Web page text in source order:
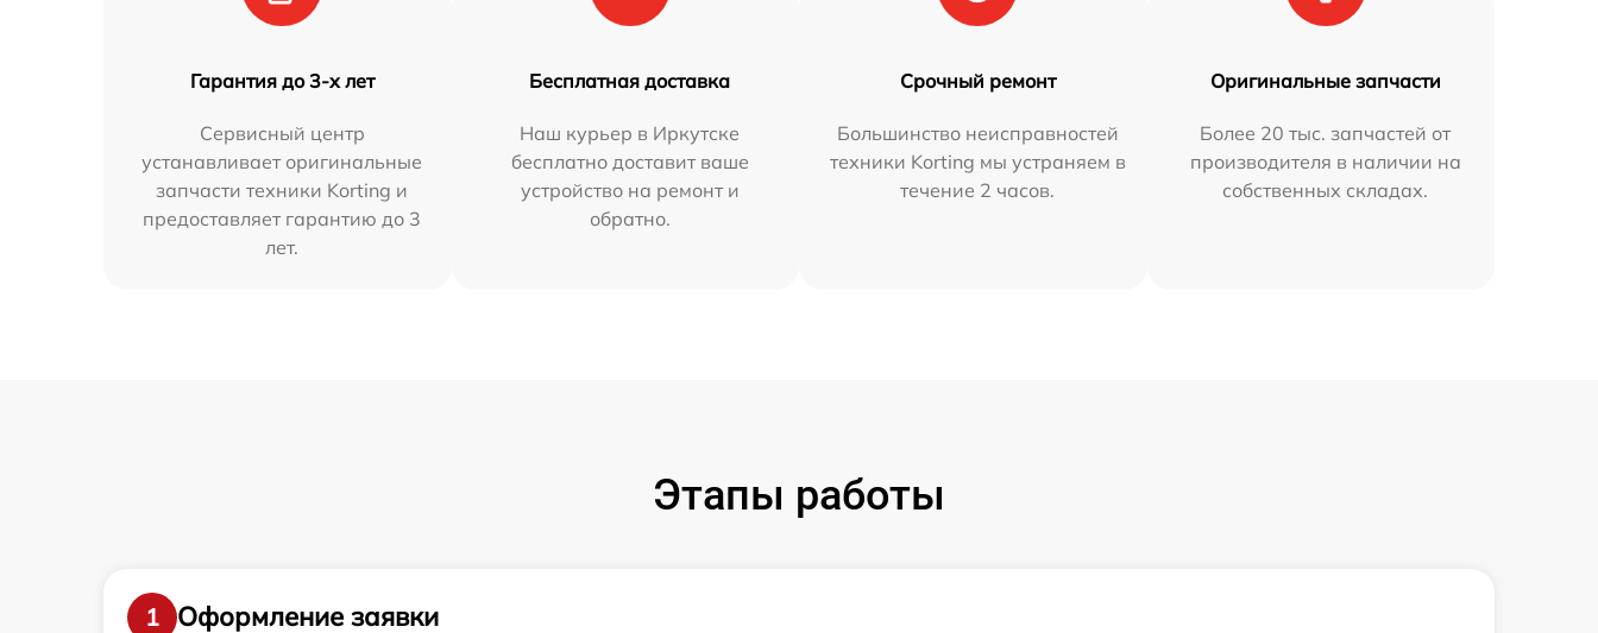
Гарантия до 3-х лет
Сервисный центр
устанавливает оригинальные
запчасти техники Korting и
предоставляет гарантию до 3
лет.
Бесплатная доставка
Наш курьер в Иркутске
бесплатно доставит ваше
устройство на ремонт и
обратно.
Срочный ремонт
Большинство неисправностей
техники Korting мы устраняем в
течение 2 часов.
Оригинальные запчасти
Более 20 тыс. запчастей от
производителя в наличии на
собственных складах.
Этапы работы
1
Оформление заявки